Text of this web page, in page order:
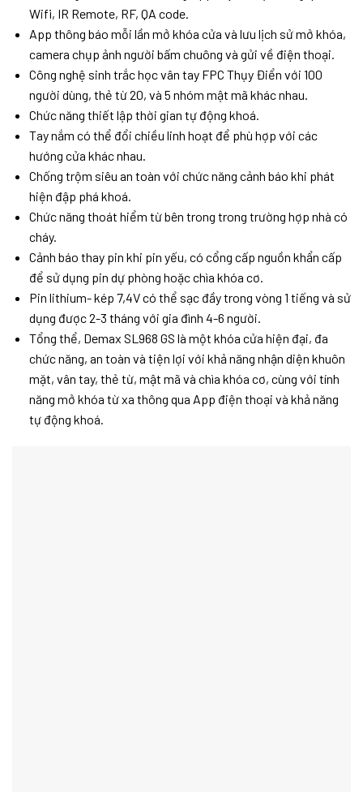
Wifi, IR Remote, RF, QA code.
App thông báo mỗi lần mở khóa cửa và lưu lịch sử mở khóa,
camera chụp ảnh người bấm chuông và gửi về điện thoại.
Công nghệ sinh trắc học vân tay FPC Thụy Điển với 100
người dùng, thẻ từ 20, và 5 nhóm mật mã khác nhau.
Chức năng thiết lập thời gian tự động khoá.
Tay nắm có thể đổi chiều linh hoạt để phù hợp với các
hướng cửa khác nhau.
Chống trộm siêu an toàn với chức năng cảnh báo khi phát
hiện đập phá khoá.
Chức năng thoát hiểm từ bên trong trong trường hợp nhà có
cháy.
Cảnh báo thay pin khi pin yếu, có cổng cấp nguồn khẩn cấp
để sử dụng pin dự phòng hoặc chìa khóa cơ.
Pin lithium- kép 7,4V có thể sạc đầy trong vòng 1 tiếng và sử
dụng được 2-3 tháng với gia đình 4-6 người.
Tổng thể, Demax SL968 GS là một khóa cửa hiện đại, đa
chức năng, an toàn và tiện lợi với khả năng nhận diện khuôn
mặt, vân tay, thẻ từ, mật mã và chìa khóa cơ, cùng với tính
năng mở khóa từ xa thông qua App điện thoại và khả năng
tự động khoá.